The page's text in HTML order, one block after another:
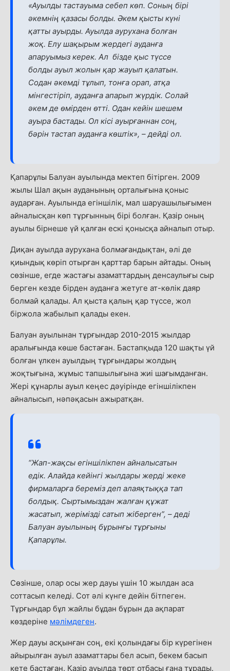
«Ауылды тастауыма себеп көп. Соның бірі
әкемнің қазасы болды. Әкем қысты күні
қатты ауырды. Ауылда аурухана болған
жоқ. Елу шақырым жердегі ауданға
апаруымыз керек. Ал бізде қыс түссе
болды ауыл жолын қар жауып қалатын.
Содан әкемді тұлып, тонға орап, атқа
мінгестіріп, ауданға апарып жүрдік. Солай
әкем де өмірден өтті. Одан кейін шешем
ауыра бастады. Ол кісі ауырғаннан соң,
бәрін тастап ауданға көштік», –дейді ол.
Қапарұлы Балуан ауылында мектеп бітірген. 2009
жылы Шал ақын ауданының орталығына қоныс
аударған. Ауылында егіншілік, мал шаруашылығымен
айналысқан көп тұрғынның бірі болған. Қазір оның
ауылы бірнеше үй қалған ескі қонысқа айналып отыр.
Диқан ауылда аурухана болмағандықтан, әлі де
қиындық көріп отырған қарттар барын айтады. Оның
сөзінше, егде жастағы азаматтардың денсаулығы сыр
берген кезде бірден ауданға жетуге ат-көлік даяр
болмай қалады. Ал қыста қалың қар түссе, жол
біржола жабылып қалады екен.
Балуан ауылынан тұрғындар 2010-2015 жылдар
аралығында көше бастаған. Бастапқыда 120 шақты үй
болған үлкен ауылдың тұрғындары жолдың
жоқтығына, жұмыс тапшылығына жиі шағымданған.
Жері құнарлы ауыл кеңес дәуірінде егіншілікпен
айналысып, нәпәқасын ажыратқан.
“Жап-жақсы егіншілікпен айналысатын
едік. Алайда кейінгі жылдары жерді жеке
фирмаларға береміз деп алаяқтыққа тап
болдық. Сыртымыздан жалған құжат
жасатып, жерімізді сатып жіберген”, –деді
Балуан ауылының бұрынғы тұрғыны
Қапарұлы.
Сөзінше, олар осы жер дауы үшін 10 жылдан аса
соттасып келеді. Сот әлі күнге дейін бітпеген.
Тұрғындар бұл жайлы бұдан бұрын да ақпарат
көздеріне мәлімдеген.
Жер дауы асқынған соң, екі қолындағы бір күрегінен
айырылған ауыл азаматтары бел асып, бекем басып
кете бастаған. Қазір ауылда төрт отбасы ғана тұрады.